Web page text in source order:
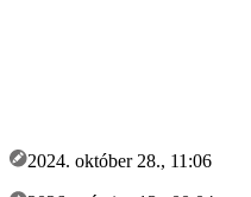
2024. október 28., 11:06